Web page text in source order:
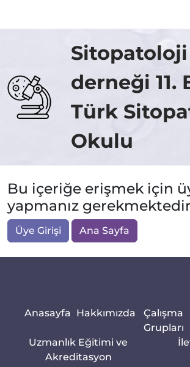
Sitopatoloji
derneği 11.
Türk
Okulu
Bu içeriğe erişmek için
yapmanız
Üye Girişi Ana Sayfa
Anasayfa Hakkımızda
Çalışma
Grupları
Uzmanlık Eğitimi ve
Akreditasyon